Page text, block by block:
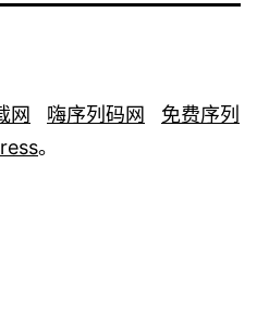
网 嗨序列码网
免费序列
。